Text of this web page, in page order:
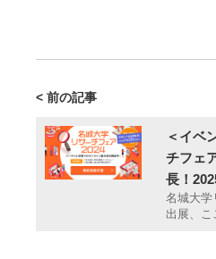
< 前の記事
＜イベ
チフェ
長！
名城大学
出展、こ